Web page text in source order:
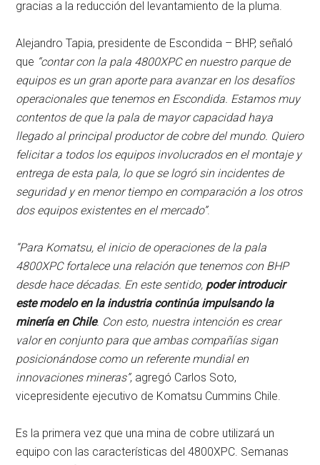
gracias a la reducción del levantamiento de la pluma.
Alejandro Tapia, presidente de Escondida – BHP, señaló
que “contar con la pala 4800XPC en nuestro parque de
equipos es un gran aporte para avanzar en los desafíos
operacionales que tenemos en Escondida. Estamos muy
contentos de que la pala de mayor capacidad haya
llegado al principal productor de cobre del mundo. Quiero
felicitar a todos los equipos involucrados en el montaje y
entrega de esta pala, lo que se logró sin incidentes de
seguridad y en menor tiempo en comparación a los otros
dos equipos existentes en el mercado”.
“Para Komatsu, el inicio de operaciones de la pala
4800XPC fortalece una relación que tenemos con BHP
desde hace décadas. En este sentido, poder introducir
este modelo en la industria continúa impulsando la
minería en Chile. Con esto, nuestra intención es crear
valor en conjunto para que ambas compañías sigan
posicionándose como un referente mundial en
innovaciones mineras”, agregó Carlos Soto,
vicepresidente ejecutivo de Komatsu Cummins Chile.
Es la primera vez que una mina de cobre utilizará un
equipo con las características del 4800XPC. Semanas